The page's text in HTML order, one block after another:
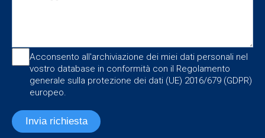
Acconsento all'archiviazione dei miei dati personali nel
vostro database in conformità con il Regolamento
generale sulla protezione dei dati (UE) 2016/679 (GDPR)
europeo.
Invia richiesta